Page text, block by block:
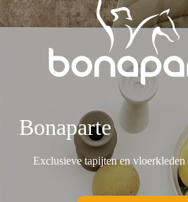
Bonaparte
Exclusieve tapijten en